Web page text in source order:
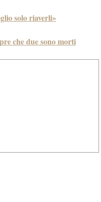
solo riaverli»
che due sono morti